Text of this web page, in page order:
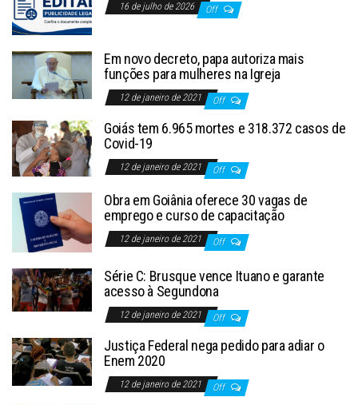
16 de julho de 2026 Off
Em novo decreto, papa autoriza mais
funções para mulheres na Igreja
12 de janeiro de 2021 Off
Goiás tem 6.965 mortes e 318.372 casos de
Covid-19
12 de janeiro de 2021 Off
Obra em Goiânia oferece 30 vagas de
emprego e curso de capacitação
12 de janeiro de 2021 Off
Série C: Brusque vence Ituano e garante
acesso à Segundona
12 de janeiro de 2021 Off
Justiça Federal nega pedido para adiar o
Enem 2020
12 de janeiro de 2021 Off